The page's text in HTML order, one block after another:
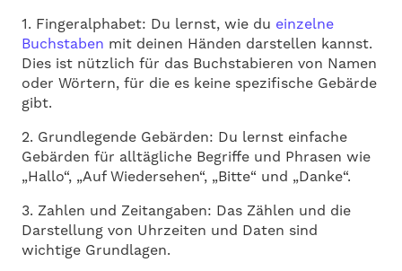
1. Fingeralphabet: Du lernst, wie du einzelne
Buchstaben mit deinen Händen darstellen kannst.
Dies ist nützlich für das Buchstabieren von Namen
oder Wörtern, für die es keine spezifische Gebärde
gibt.
2. Grundlegende Gebärden: Du lernst einfache
Gebärden für alltägliche Begriffe und Phrasen wie
„Hallo“, „Auf Wiedersehen“, „Bitte“ und „Danke“.
3. Zahlen und Zeitangaben: Das Zählen und die
Darstellung von Uhrzeiten und Daten sind
wichtige Grundlagen.